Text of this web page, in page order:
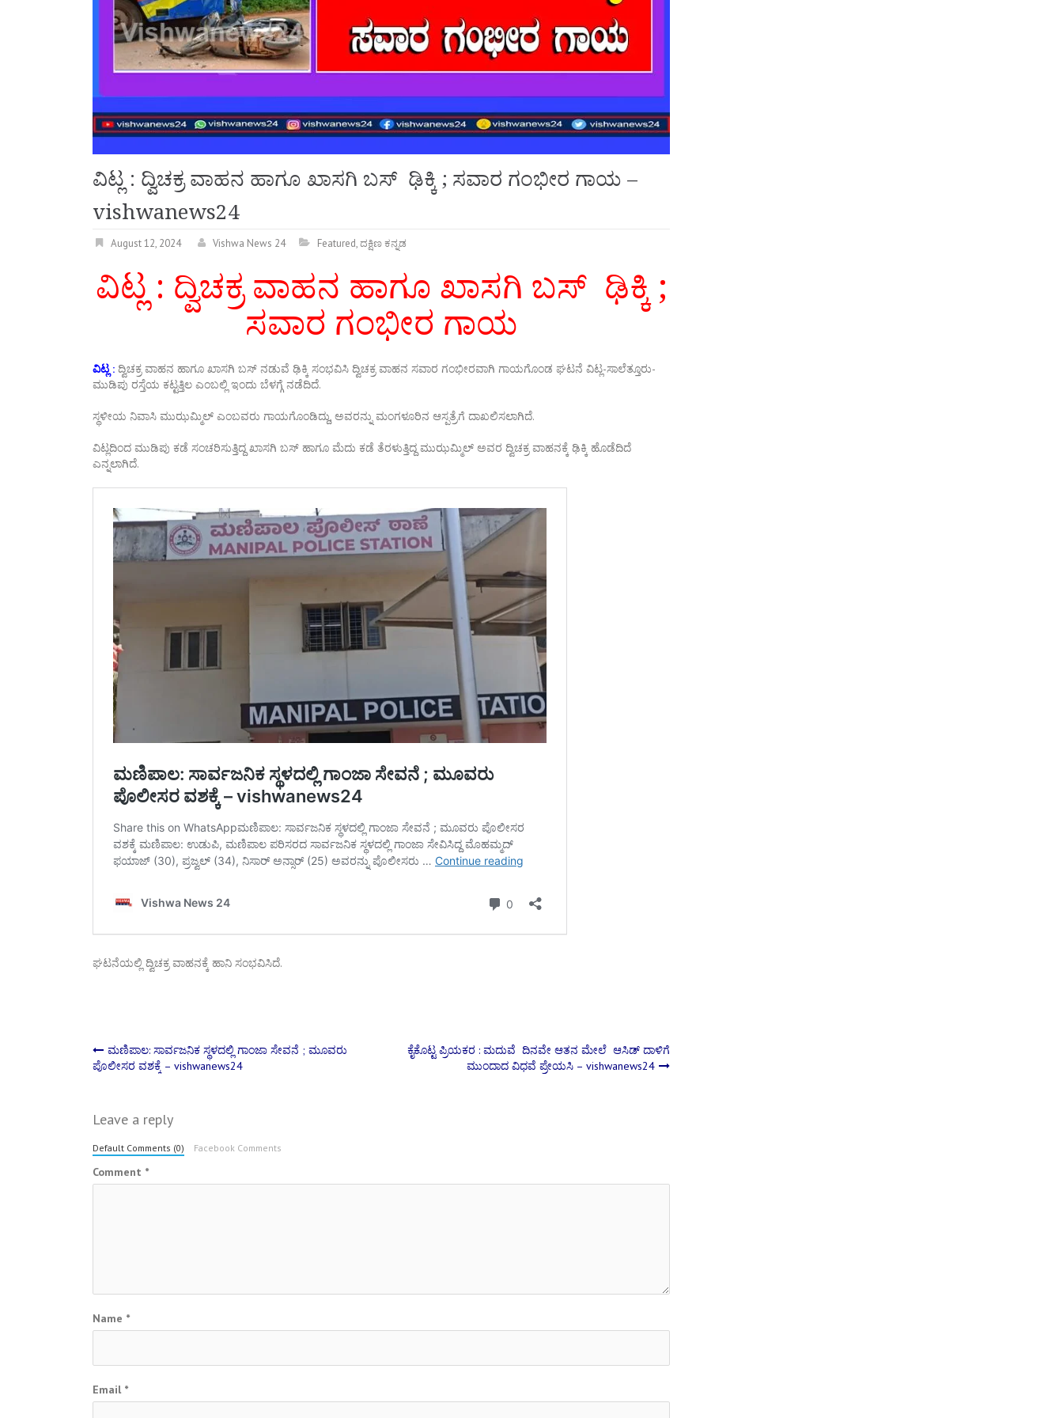
ವಿಟ್ಲ : ದ್ವಿಚಕ್ರ ವಾಹನ ಹಾಗೂ ಖಾಸಗಿ ಬಸ್ ಢಿಕ್ಕಿ ; ಸವಾರ ಗಂಭೀರ ಗಾಯ –
vishwanews24
August 12, 2024 Vishwa News 24 Featured,ದಕ್ಷಿಣ ಕನ್ನಡ
ವಿಟ್ಲ : ದ್ವಿಚಕ್ರ ವಾಹನ ಹಾಗೂ ಖಾಸಗಿ ಬಸ್ ಢಿಕ್ಕಿ ;
ಸವಾರ ಗಂಭೀರ ಗಾಯ
ವಿಟ್ಲ : ದ್ವಿಚಕ್ರ ವಾಹನ ಹಾಗೂ ಖಾಸಗಿ ಬಸ್ ನಡುವೆ ಢಿಕ್ಕಿ ಸಂಭವಿಸಿ ದ್ವಿಚಕ್ರ ವಾಹನ ಸವಾರ ಗಂಭೀರವಾಗಿ ಗಾಯಗೊಂಡ ಘಟನೆ ವಿಟ್ಲ-ಸಾಲೆತ್ತೂರು-
ಮುಡಿಪು ರಸ್ತೆಯ ಕಟ್ಟತ್ತಿಲ ಎಂಬಲ್ಲಿ ಇಂದು ಬೆಳಗ್ಗೆ ನಡೆದಿದೆ.
ಸ್ಥಳೀಯ ನಿವಾಸಿ ಮುಝಮ್ಮಿಲ್ ಎಂಬವರು ಗಾಯಗೊಂಡಿದ್ದು, ಅವರನ್ನು ಮಂಗಳೂರಿನ ಆಸ್ಪತ್ರೆಗೆ ದಾಖಲಿಸಲಾಗಿದೆ.
ವಿಟ್ಲದಿಂದ ಮುಡಿಪು ಕಡೆ ಸಂಚರಿಸುತ್ತಿದ್ದ ಖಾಸಗಿ ಬಸ್ ಹಾಗೂ ಮೆದು ಕಡೆ ತೆರಳುತ್ತಿದ್ದ ಮುಝಮ್ಮಿಲ್ ಅವರ ದ್ವಿಚಕ್ರ ವಾಹನಕ್ಕೆ ಢಿಕ್ಕಿ ಹೊಡೆದಿದೆ
ಎನ್ನಲಾಗಿದೆ.
ಘಟನೆಯಲ್ಲಿ ದ್ವಿಚಕ್ರ ವಾಹನಕ್ಕೆ ಹಾನಿ ಸಂಭವಿಸಿದೆ.
Post
ಮಣಿಪಾಲ: ಸಾರ್ವಜನಿಕ ಸ್ಥಳದಲ್ಲಿ ಗಾಂಜಾ ಸೇವನೆ ; ಮೂವರು
ಪೊಲೀಸರ ವಶಕ್ಕೆ – vishwanews24
ಕೈಕೊಟ್ಟ ಪ್ರಿಯಕರ : ಮದುವೆ ದಿನವೇ ಆತನ ಮೇಲೆ ಆಸಿಡ್‌ ದಾಳಿಗೆ
ಮುಂದಾದ ವಿಧವೆ ಪ್ರೇಯಸಿ – vishwanews24
Leave a reply
Default Comments (0) Facebook Comments
Comment *
Name *
Email *